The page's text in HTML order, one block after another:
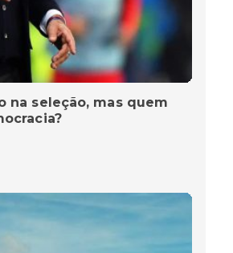
na seleção, mas quem